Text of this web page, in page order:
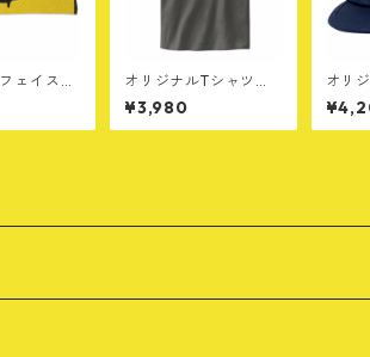
ェイスタ
エロー
オリジナルTシャツ
［B］チャコール
¥3,980
オリ
ャッ